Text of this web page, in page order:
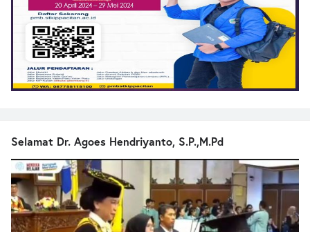
Selamat Dr. Agoes Hendriyanto, S.P.,M.Pd